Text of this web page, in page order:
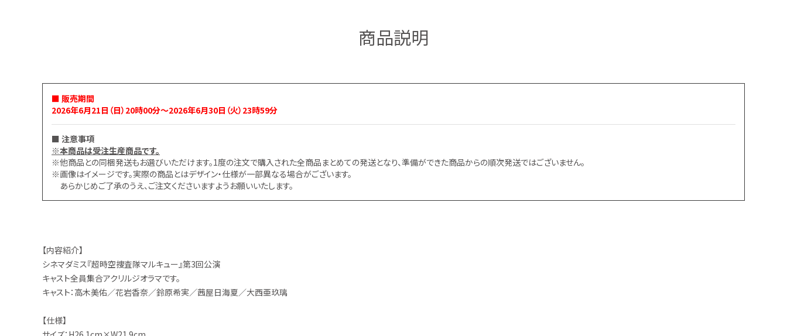
商品説明
■ 販売期間
2026年6月21日（日）20時00分～2026年6月30日（火）23時59分
■ 注意事項
※本商品は受注生産商品です。
※他商品との同梱発送もお選びいただけます。1度の注文で購入された全商品まとめての発送となり、準備ができた商品からの順次発送ではございません。
※画像はイメージです。実際の商品とはデザイン・仕様が一部異なる場合がございます。
あらかじめご了承のうえ、ご注文くださいますようお願いいたします。
【内容紹介】
シネマダミス『超時空捜査隊マルキュー』第3回公演
キャスト全員集合アクリルジオラマです。
キャスト：高木美佑／花岩香奈／鈴原希実／茜屋日海夏／大西亜玖璃
【仕様】